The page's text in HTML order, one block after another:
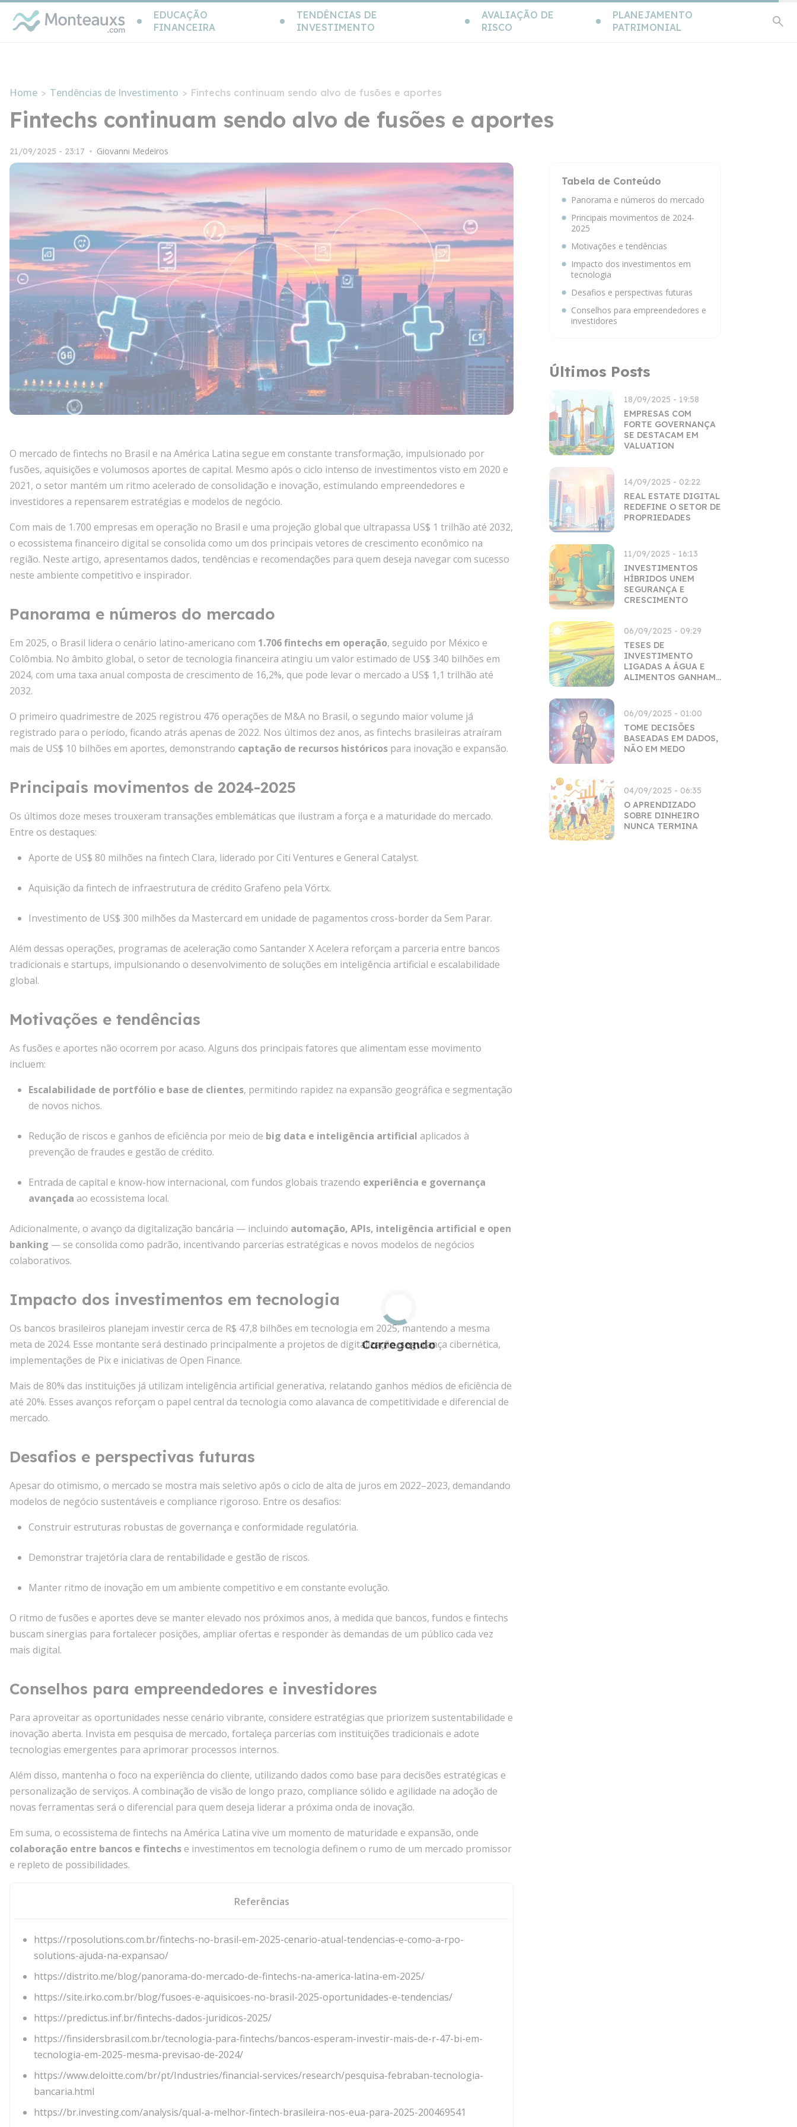
EDUCAÇÃO
FINANCEIRA
TENDÊNCIAS DE
INVESTIMENTO
AVALIAÇÃO DE
RISCO
PLANEJAMENTO
PATRIMONIAL
Home > Tendências de Investimento > Fintechs continuam sendo alvo de fusões e aportes
Fintechs continuam sendo alvo de fusões e aportes
21/09/2025 - 23:17 • Giovanni Medeiros
O mercado de fintechs no Brasil e na América Latina segue em constante transformação, impulsionado por
fusões, aquisições e volumosos aportes de capital. Mesmo após o ciclo intenso de investimentos visto em 2020 e
2021, o setor mantém um ritmo acelerado de consolidação e inovação, estimulando empreendedores e
investidores a repensarem estratégias e modelos de negócio.
Com mais de 1.700 empresas em operação no Brasil e uma projeção global que ultrapassa US$ 1 trilhão até 2032,
o ecossistema financeiro digital se consolida como um dos principais vetores de crescimento econômico na
região. Neste artigo, apresentamos dados, tendências e recomendações para quem deseja navegar com sucesso
neste ambiente competitivo e inspirador.
Panorama e números do mercado
Em 2025, o Brasil lidera o cenário latino-americano com 1.706 fintechs em operação, seguido por México e
Colômbia. No âmbito global, o setor de tecnologia financeira atingiu um valor estimado de US$ 340 bilhões em
2024, com uma taxa anual composta de crescimento de 16,2%, que pode levar o mercado a US$ 1,1 trilhão até
2032.
O primeiro quadrimestre de 2025 registrou 476 operações de M&A no Brasil, o segundo maior volume já
registrado para o período, ficando atrás apenas de 2022. Nos últimos dez anos, as fintechs brasileiras atraíram
mais de US$ 10 bilhões em aportes, demonstrando captação de recursos históricos para inovação e expansão.
Principais movimentos de 2024-2025
Os últimos doze meses trouxeram transações emblemáticas que ilustram a força e a maturidade do mercado.
Entre os destaques:
Aporte de US$ 80 milhões na fintech Clara, liderado por Citi Ventures e General Catalyst.
Aquisição da fintech de infraestrutura de crédito Grafeno pela Vórtx.
Investimento de US$ 300 milhões da Mastercard em unidade de pagamentos cross-border da Sem Parar.
Além dessas operações, programas de aceleração como Santander X Acelera reforçam a parceria entre bancos
tradicionais e startups, impulsionando o desenvolvimento de soluções em inteligência artificial e escalabilidade
global.
Motivações e tendências
As fusões e aportes não ocorrem por acaso. Alguns dos principais fatores que alimentam esse movimento
incluem:
Escalabilidade de portfólio e base de clientes, permitindo rapidez na expansão geográfica e segmentação
de novos nichos.
Redução de riscos e ganhos de eficiência por meio de big data e inteligência artificial aplicados à
prevenção de fraudes e gestão de crédito.
Entrada de capital e know-how internacional, com fundos globais trazendo experiência e governança
avançada ao ecossistema local.
Adicionalmente, o avanço da digitalização bancária — incluindo automação, APIs, inteligência artificial e open
banking — se consolida como padrão, incentivando parcerias estratégicas e novos modelos de negócios
colaborativos.
Impacto dos investimentos em tecnologia
Os bancos brasileiros planejam investir cerca de R$ 47,8 bilhões em tecnologia em 2025, mantendo a mesma
meta de 2024. Esse montante será destinado principalmente a projetos de digitalização, segurança cibernética,
implementações de Pix e iniciativas de Open Finance.
Mais de 80% das instituições já utilizam inteligência artificial generativa, relatando ganhos médios de eficiência de
até 20%. Esses avanços reforçam o papel central da tecnologia como alavanca de competitividade e diferencial de
mercado.
Desafios e perspectivas futuras
Apesar do otimismo, o mercado se mostra mais seletivo após o ciclo de alta de juros em 2022–2023, demandando
modelos de negócio sustentáveis e compliance rigoroso. Entre os desafios:
Construir estruturas robustas de governança e conformidade regulatória.
Demonstrar trajetória clara de rentabilidade e gestão de riscos.
Manter ritmo de inovação em um ambiente competitivo e em constante evolução.
O ritmo de fusões e aportes deve se manter elevado nos próximos anos, à medida que bancos, fundos e fintechs
buscam sinergias para fortalecer posições, ampliar ofertas e responder às demandas de um público cada vez
mais digital.
Conselhos para empreendedores e investidores
Para aproveitar as oportunidades nesse cenário vibrante, considere estratégias que priorizem sustentabilidade e
inovação aberta. Invista em pesquisa de mercado, fortaleça parcerias com instituições tradicionais e adote
tecnologias emergentes para aprimorar processos internos.
Além disso, mantenha o foco na experiência do cliente, utilizando dados como base para decisões estratégicas e
personalização de serviços. A combinação de visão de longo prazo, compliance sólido e agilidade na adoção de
novas ferramentas será o diferencial para quem deseja liderar a próxima onda de inovação.
Em suma, o ecossistema de fintechs na América Latina vive um momento de maturidade e expansão, onde
colaboração entre bancos e fintechse investimentos em tecnologia definem o rumo de um mercado promissor
e repleto de possibilidades.
Referências
https://rposolutions.com.br/fintechs-no-brasil-em-2025-cenario-atual-tendencias-e-como-a-rpo-
solutions-ajuda-na-expansao/
https://distrito.me/blog/panorama-do-mercado-de-fintechs-na-america-latina-em-2025/
https://site.irko.com.br/blog/fusoes-e-aquisicoes-no-brasil-2025-oportunidades-e-tendencias/
https://predictus.inf.br/fintechs-dados-juridicos-2025/
https://finsidersbrasil.com.br/tecnologia-para-fintechs/bancos-esperam-investir-mais-de-r-47-bi-em-
tecnologia-em-2025-mesma-previsao-de-2024/
https://www.deloitte.com/br/pt/Industries/financial-services/research/pesquisa-febraban-tecnologia-
bancaria.html
https://br.investing.com/analysis/qual-a-melhor-fintech-brasileira-nos-eua-para-2025-200469541
Tabela de Conteúdo
Panorama e números do mercado
Principais movimentos de 2024-
2025
Motivações e tendências
Impacto dos investimentos em
tecnologia
Desafios e perspectivas futuras
Conselhos para empreendedores e
investidores
Últimos Posts
18/09/2025 - 19:58
EMPRESAS COM
FORTE GOVERNANÇA
SE DESTACAM EM
VALUATION
14/09/2025 - 02:22
REAL ESTATE DIGITAL
REDEFINE O SETOR DE
PROPRIEDADES
11/09/2025 - 16:13
INVESTIMENTOS
HÍBRIDOS UNEM
SEGURANÇA E
CRESCIMENTO
06/09/2025 - 09:29
TESES DE
INVESTIMENTO
LIGADAS A ÁGUA E
ALIMENTOS GANHAM
06/09/2025 - 01:00
TOME DECISÕES
BASEADAS EM DADOS,
NÃO EM MEDO
04/09/2025 - 06:35
O APRENDIZADO
SOBRE DINHEIRO
NUNCA TERMINA